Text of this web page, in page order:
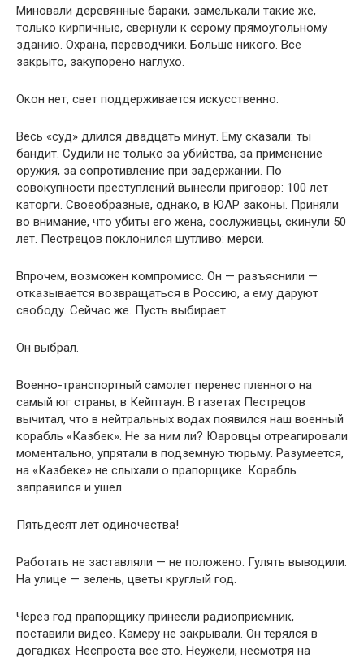
Миновали деревянные бараки, замелькали такие же,
только кирпичные, свернули к серому прямоугольному
зданию. Охрана, переводчики. Больше никого. Все
закрыто, закупорено наглухо.
Окон нет, свет поддерживается искусственно.
Весь «суд» длился двадцать минут. Ему сказали: ты
бандит. Судили не только за убийства, за применение
оружия, за сопротивление при задержании. По
совокупности преступлений вынесли приговор: 100 лет
каторги. Своеобразные, однако, в ЮАР законы. Приняли
во внимание, что убиты его жена, сослуживцы, скинули 50
лет. Пестрецов поклонился шутливо: мерси.
Впрочем, возможен компромисс. Он — разъяснили —
отказывается возвращаться в Россию, а ему даруют
свободу. Сейчас же. Пусть выбирает.
Он выбрал.
Военно-транспортный самолет перенес пленного на
самый юг страны, в Кейптаун. В газетах Пестрецов
вычитал, что в нейтральных водах появился наш военный
корабль «Казбек». Не за ним ли? Юаровцы отреагировали
моментально, упрятали в подземную тюрьму. Разумеется,
на «Казбеке» не слыхали о прапорщике. Корабль
заправился и ушел.
Пятьдесят лет одиночества!
Работать не заставляли — не положено. Гулять выводили.
На улице — зелень, цветы круглый год.
Через год прапорщику принесли радиоприемник,
поставили видео. Камеру не закрывали. Он терялся в
догадках. Неспроста все это. Неужели, несмотря на